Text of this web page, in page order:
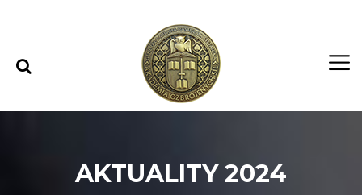
AKTUALITY 2024